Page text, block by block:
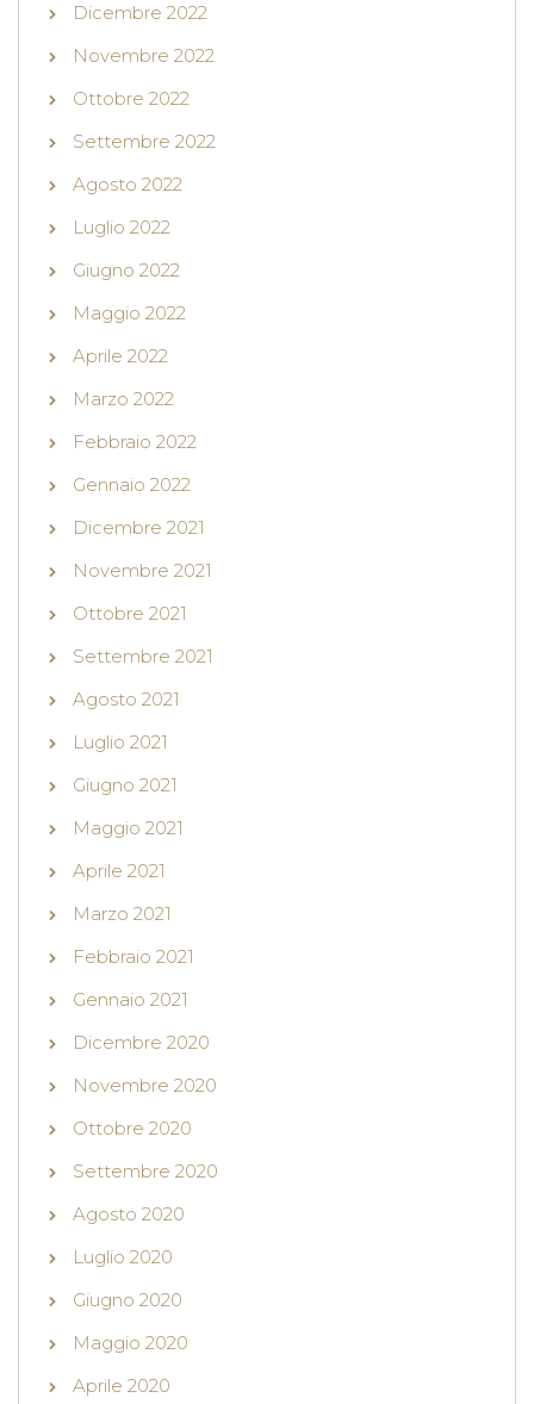
Dicembre 2022
Novembre 2022
Ottobre 2022
Settembre 2022
Agosto 2022
Luglio 2022
Giugno 2022
Maggio 2022
Aprile 2022
Marzo 2022
Febbraio 2022
Gennaio 2022
Dicembre 2021
Novembre 2021
Ottobre 2021
Settembre 2021
Agosto 2021
Luglio 2021
Giugno 2021
Maggio 2021
Aprile 2021
Marzo 2021
Febbraio 2021
Gennaio 2021
Dicembre 2020
Novembre 2020
Ottobre 2020
Settembre 2020
Agosto 2020
Luglio 2020
Giugno 2020
Maggio 2020
Aprile 2020